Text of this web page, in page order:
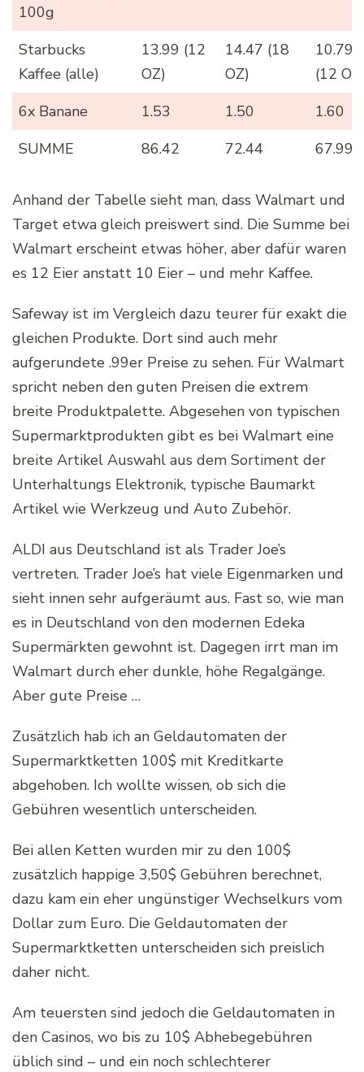
100g
Starbucks
Kaffee (alle)
13.99 (12
OZ)
14.47 (18
OZ)
10.79
(12
6x Banane
1.53 1.50
1.60
SUMME
86.42 72.44 67.99
Anhand der Tabelle sieht man, dass Walmart und
Target etwa gleich preiswert sind. Die Summe bei
Walmart erscheint etwas höher, aber dafür waren
es 12 Eier anstatt 10 Eier – und mehr Kaffee.
Safeway ist im Vergleich dazu teurer für exakt die
gleichen Produkte. Dort sind auch mehr
aufgerundete .99er Preise zu sehen. Für Walmart
spricht neben den guten Preisen die extrem
breite Produktpalette. Abgesehen von typischen
Supermarktprodukten gibt es bei Walmart eine
breite Artikel Auswahl aus dem Sortiment der
Unterhaltungs Elektronik, typische Baumarkt
Artikel wie Werkzeug und Auto Zubehör.
ALDI aus Deutschland ist als Trader Joe’s
vertreten. Trader Joe’s hat viele Eigenmarken und
sieht innen sehr aufgeräumt aus. Fast so, wie man
es in Deutschland von den modernen Edeka
Supermärkten gewohnt ist. Dagegen irrt man im
Walmart durch eher dunkle, höhe Regalgänge.
Aber gute Preise …
Zusätzlich hab ich an Geldautomaten der
Supermarktketten 100$ mit Kreditkarte
abgehoben. Ich wollte wissen, ob sich die
Gebühren wesentlich unterscheiden.
Bei allen Ketten wurden mir zu den 100$
zusätzlich happige 3,50$ Gebühren berechnet,
dazu kam ein eher ungünstiger Wechselkurs vom
Dollar zum Euro. Die Geldautomaten der
Supermarktketten unterscheiden sich preislich
daher nicht.
Am teuersten sind jedoch die Geldautomaten in
den Casinos, wo bis zu 10$ Abhebegebühren
üblich sind – und ein noch schlechterer